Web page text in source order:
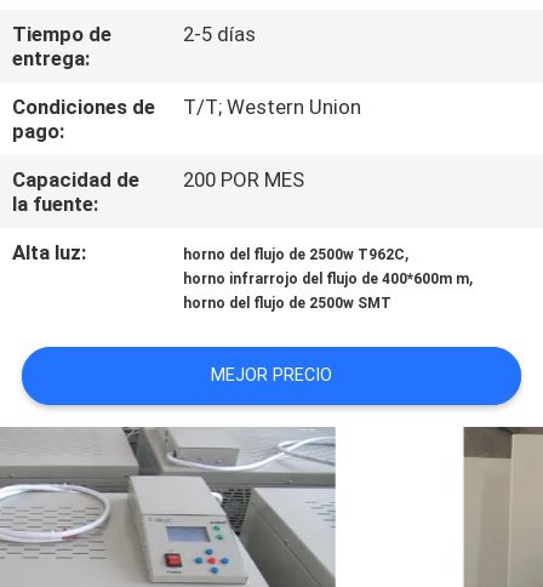
CONTACTA
CON
NOSOTROS
NOTICIAS
LINE
MAPA
DEL
SITIO
Tiempo de
entrega:
2-5 días
Condiciones de
pago:
T/T; Western Union
Capacidad de
la fuente:
200 POR MES
Alta luz: horno del flujo de 2500w T962C,
horno infrarrojo del flujo de 400*600m m,
horno del flujo de 2500w SMT
MEJOR PRECIO